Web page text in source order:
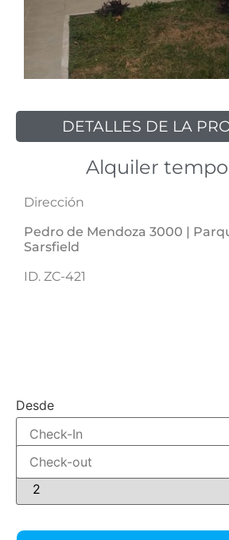
DETALLES DE LA
Alquiler
Dirección
Pedro de Mendoza 3000 |
Sarsfield
ID. ZC-421
Desde
Hasta
Adultos